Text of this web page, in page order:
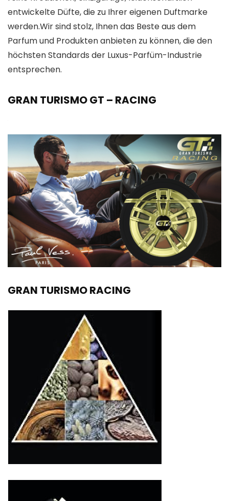
entwickelte Düfte, die zu Ihrer eigenen Duftmarke
werden.Wir sind stolz, Ihnen das Beste aus dem
Parfum und Produkten anbieten zu können, die den
höchsten Standards der Luxus-Parfüm-Industrie
entsprechen.
GRAN TURISMO GT – RACING
GRAN TURISMO RACING